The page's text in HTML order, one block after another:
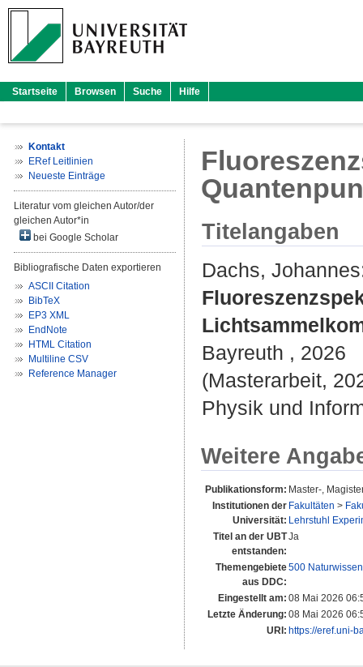
Startseite Browsen Suche Hilfe
Kontakt
ERef Leitlinien
Neueste Einträge
Literatur vom gleichen Autor/der
gleichen Autor*in
bei Google Scholar
Bibliografische Daten exportieren
ASCII Citation
BibTeX
EP3 XML
EndNote
HTML Citation
Multiline CSV
Reference Manager
Titelangaben
Dachs, Johannes
Bayreuth , 2026
(Masterarbeit,
Physik und
Weitere
Publikationsform: Master-,
Institutionen der
Universität:
Fakultäten >
Lehrstuhl
Titel an der UBT
entstanden:
Ja
Themengebiete
aus DDC:
500
Eingestellt am: 08 Mai 2026
Letzte Änderung: 08 Mai 2026
URI: https://eref.uni-